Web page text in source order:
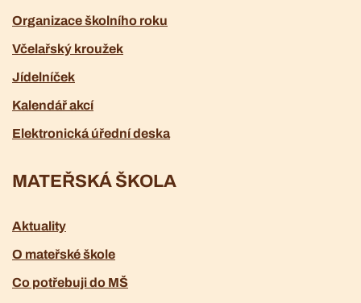
Organizace školního roku
Včelařský kroužek
Jídelníček
Kalendář akcí
Elektronická úřední deska
MATEŘSKÁ ŠKOLA
Aktuality
O mateřské škole
Co potřebuji do MŠ